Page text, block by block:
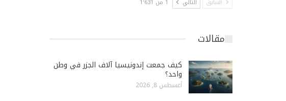
السابق التالي 1 من 1٬631
مقالات
كيف جمعت إندونيسيا آلاف الجزر في وطن
واحد؟
أغسطس 8, 2026